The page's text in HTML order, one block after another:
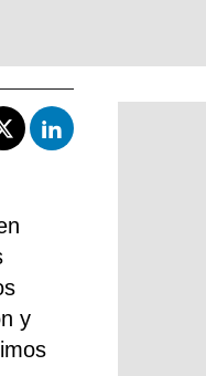
X Linkedin
y